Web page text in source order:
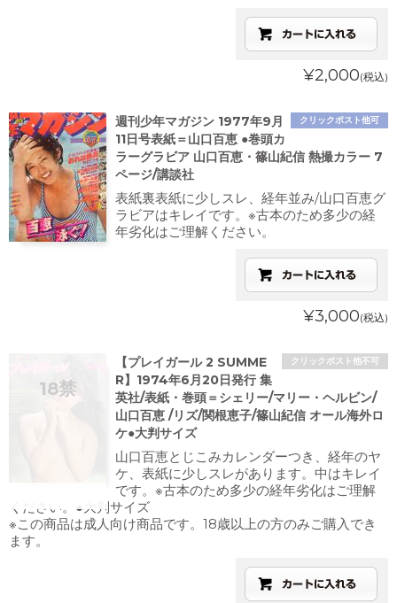
¥2,000(税込)
クリックポスト他可
週刊少年マガジン 1977年9月
11日号表紙＝山口百恵 ●巻頭カ
ラーグラビア 山口百恵・篠山紀信 熱撮カラー 7
ページ/講談社
表紙裏表紙に少しスレ、経年並み/山口百恵グ
ラビアはキレイです。※古本のため多少の経
年劣化はご理解ください。
¥3,000(税込)
クリックポスト他不可
【プレイガール 2 SUMME
R】1974年6月20日発行 集
英社/表紙・巻頭＝シェリー/マリー・ヘルビン/
山口百恵 /リズ/関根恵子/篠山紀信 オール海外ロ
ケ●大判サイズ
山口百恵とじこみカレンダーつき、経年のヤ
ケ、表紙に少しスレがあります。中はキレイ
です。※古本のため多少の経年劣化はご理解
ください。●大判サイズ
※この商品は成人向け商品です。18歳以上の方のみご購入でき
ます。